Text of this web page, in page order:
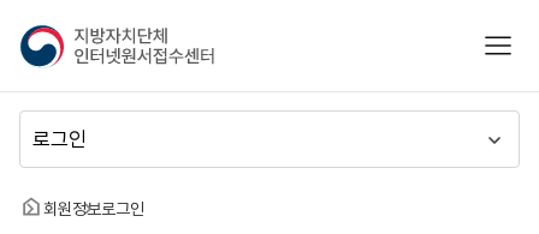
지
방
자
치
단
체
인
모바
뉴
동
홈 회원정보로그인